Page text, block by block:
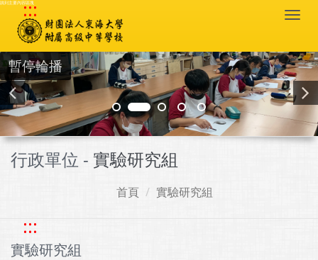
跳到主要內容區塊
:::
暫停輪播
行政單位 - 實驗研究組
首頁 實驗研究組
:::
實驗研究組